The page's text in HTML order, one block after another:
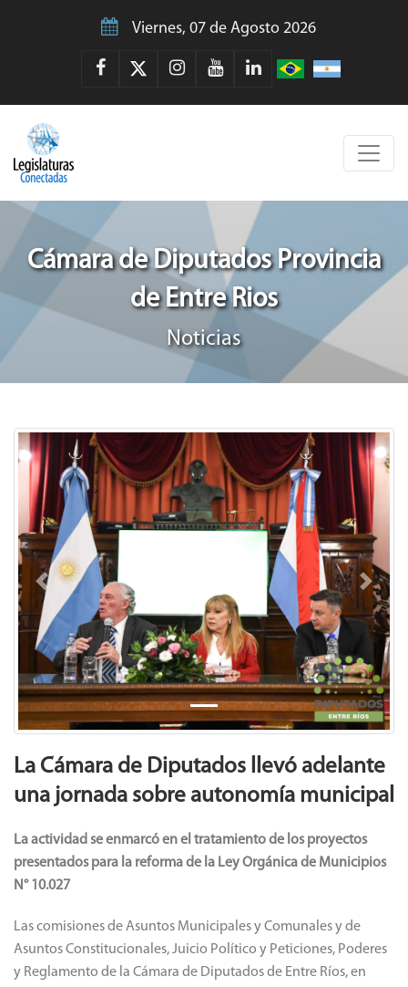
Viernes, 07 de Agosto 2026
Cámara de Diputados Provincia
de Entre Rios
Noticias
Previous Next
La Cámara de Diputados llevó adelante
una jornada sobre autonomía municipal
La actividad se enmarcó en el tratamiento de los proyectos
presentados para la reforma de la Ley Orgánica de Municipios
N° 10.027
Las comisiones de Asuntos Municipales y Comunales y de
Asuntos Constitucionales, Juicio Político y Peticiones, Poderes
y Reglamento de la Cámara de Diputados de Entre Ríos, en